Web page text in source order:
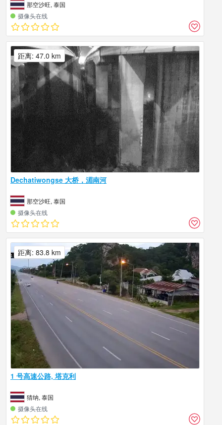
那空沙旺, 泰国
摄像头在线
Dechatiwongse 大桥，湄南河
那空沙旺, 泰国
摄像头在线
距离: 47.0 km
1 号高速公路, 塔克利
猜纳, 泰国
摄像头在线
距离: 83.8 km